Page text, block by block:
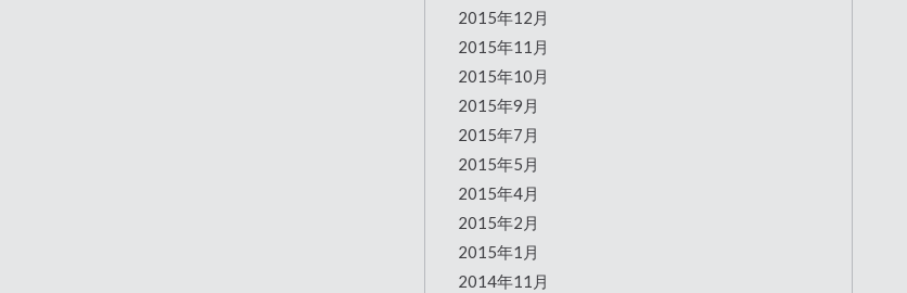
2015年12月
2015年11月
2015年10月
2015年9月
2015年7月
2015年5月
2015年4月
2015年2月
2015年1月
2014年11月